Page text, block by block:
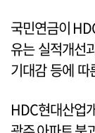
국민연금이
유는 실적개선
기대감 등에 따
HDC현대산업